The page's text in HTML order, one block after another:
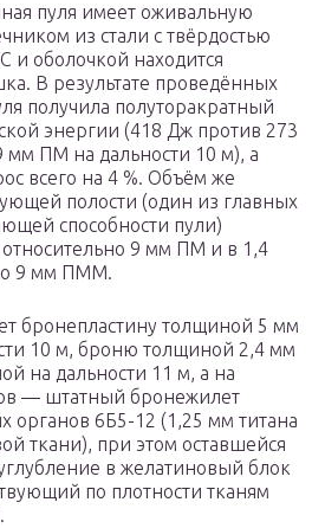
пуля имеет оживальную
из стали с твёрдостью
и оболочкой находится
В результате проведённых
получила полуторакратный
энергии (418 Дж против 273
мм ПМ на дальности 10 м), а
всего на 4 %. Объём же
полости (один из главных
способности пули)
относительно 9 мм ПМ и в 1,4
9 мм ПММ.
бронепластину толщиной 5 мм
10 м, броню толщиной 2,4 мм
на дальности 11 м, а на
— штатный бронежилет
органов 6Б5-12 (1,25 мм титана
ткани), при этом оставшейся
в желатиновый блок
по плотности тканям